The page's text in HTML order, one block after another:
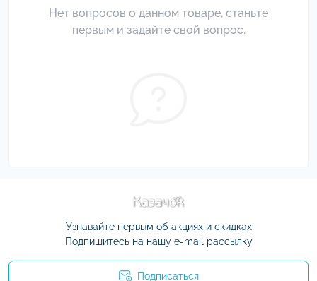
Нет вопросов о данном товаре, станьте
первым и задайте свой вопрос.
Узнавайте первым об акциях и скидках
Подпишитесь на нашу e-mail рассылку
Подписаться